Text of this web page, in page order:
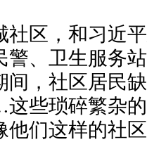
区，和习近平
警、卫生服务
间，社区居民
些琐碎繁杂
他们这样的社